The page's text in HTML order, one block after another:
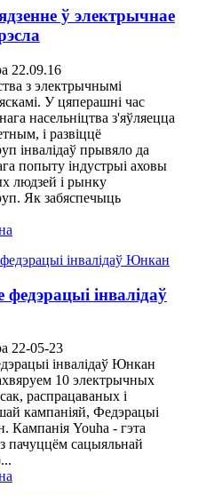
ў электрычнае
22.09.16
з электрычнымі
У цяперашні час
насельніцтва з'яўляецца
і развіццё
інвалідаў прывяло да
попыту індустрыі аховы
людзей і рынку
Як забяспечыць
інвалідаў
22-05-23
інвалідаў Юнкан
10 электрычных
распрацаваных і
кампаніяй, Федэрацыі
Кампанія Youha - гэта
пачуццём сацыяльнай